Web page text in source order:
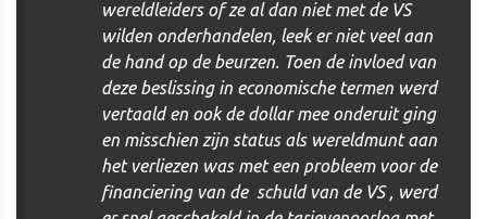
wereldleiders of ze al dan niet met de VS
wilden onderhandelen, leek er niet veel aan
de hand op de beurzen. Toen de invloed van
deze beslissing in economische termen werd
vertaald en ook de dollar mee onderuit ging
en misschien zijn status als wereldmunt aan
het verliezen was met een probleem voor de
financiering van de schuld van de VS , werd